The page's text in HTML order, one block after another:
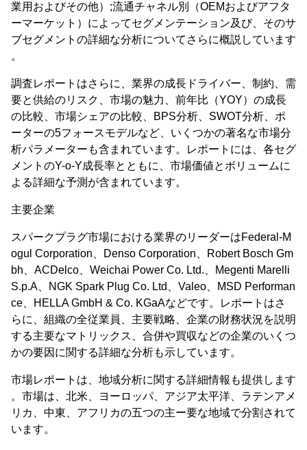
業用およびその他）;流通チャネル別（OEMおよびアフタ
ーマーケット）によってセグメンテーション及び、そのサ
ブセグメントの詳細な分析についてさらに概説しています
。
調査レポートはさらに、業界の成長ドライバー、制約、需
要と供給のリスク、市場の魅力、前年比（YOY）の成長
の比較、市場シェアの比較、BPS分析、SWOT分析、ポ
ーターの5フォースモデルなど、いくつかの著名な市場分
析パラメーターも含まれています。レポートには、各セグ
メントのY-o-Y成長率とともに、市場価値とボリュームに
よる詳細な予測が含まれています。
主要企業
スパークプラグ市場における業界のリーダーはFederal-M
ogul Corporation、Denso Corporation、Robert Bosch Gm
bh、ACDelco、Weichai Power Co. Ltd.、Megenti Marelli
S.p.A、NGK Spark Plug Co. Ltd、Valeo、MSD Performan
ce、HELLA GmbH & Co. KGaAなどです。レポートはさ
らに、組織の全従業員、主要戦略、企業の財務状況を説明
する主要なマトリックス、合併や買収などの企業のいくつ
かの要因に関する詳細な分析も示しています。
市場レポートは、地域分析に関する詳細情報も提供します
。市場は、北米、ヨーロッパ、アジア太平洋、ラテンアメ
リカ、中東、アフリカの五つの主ー要な地域で分割されて
います。